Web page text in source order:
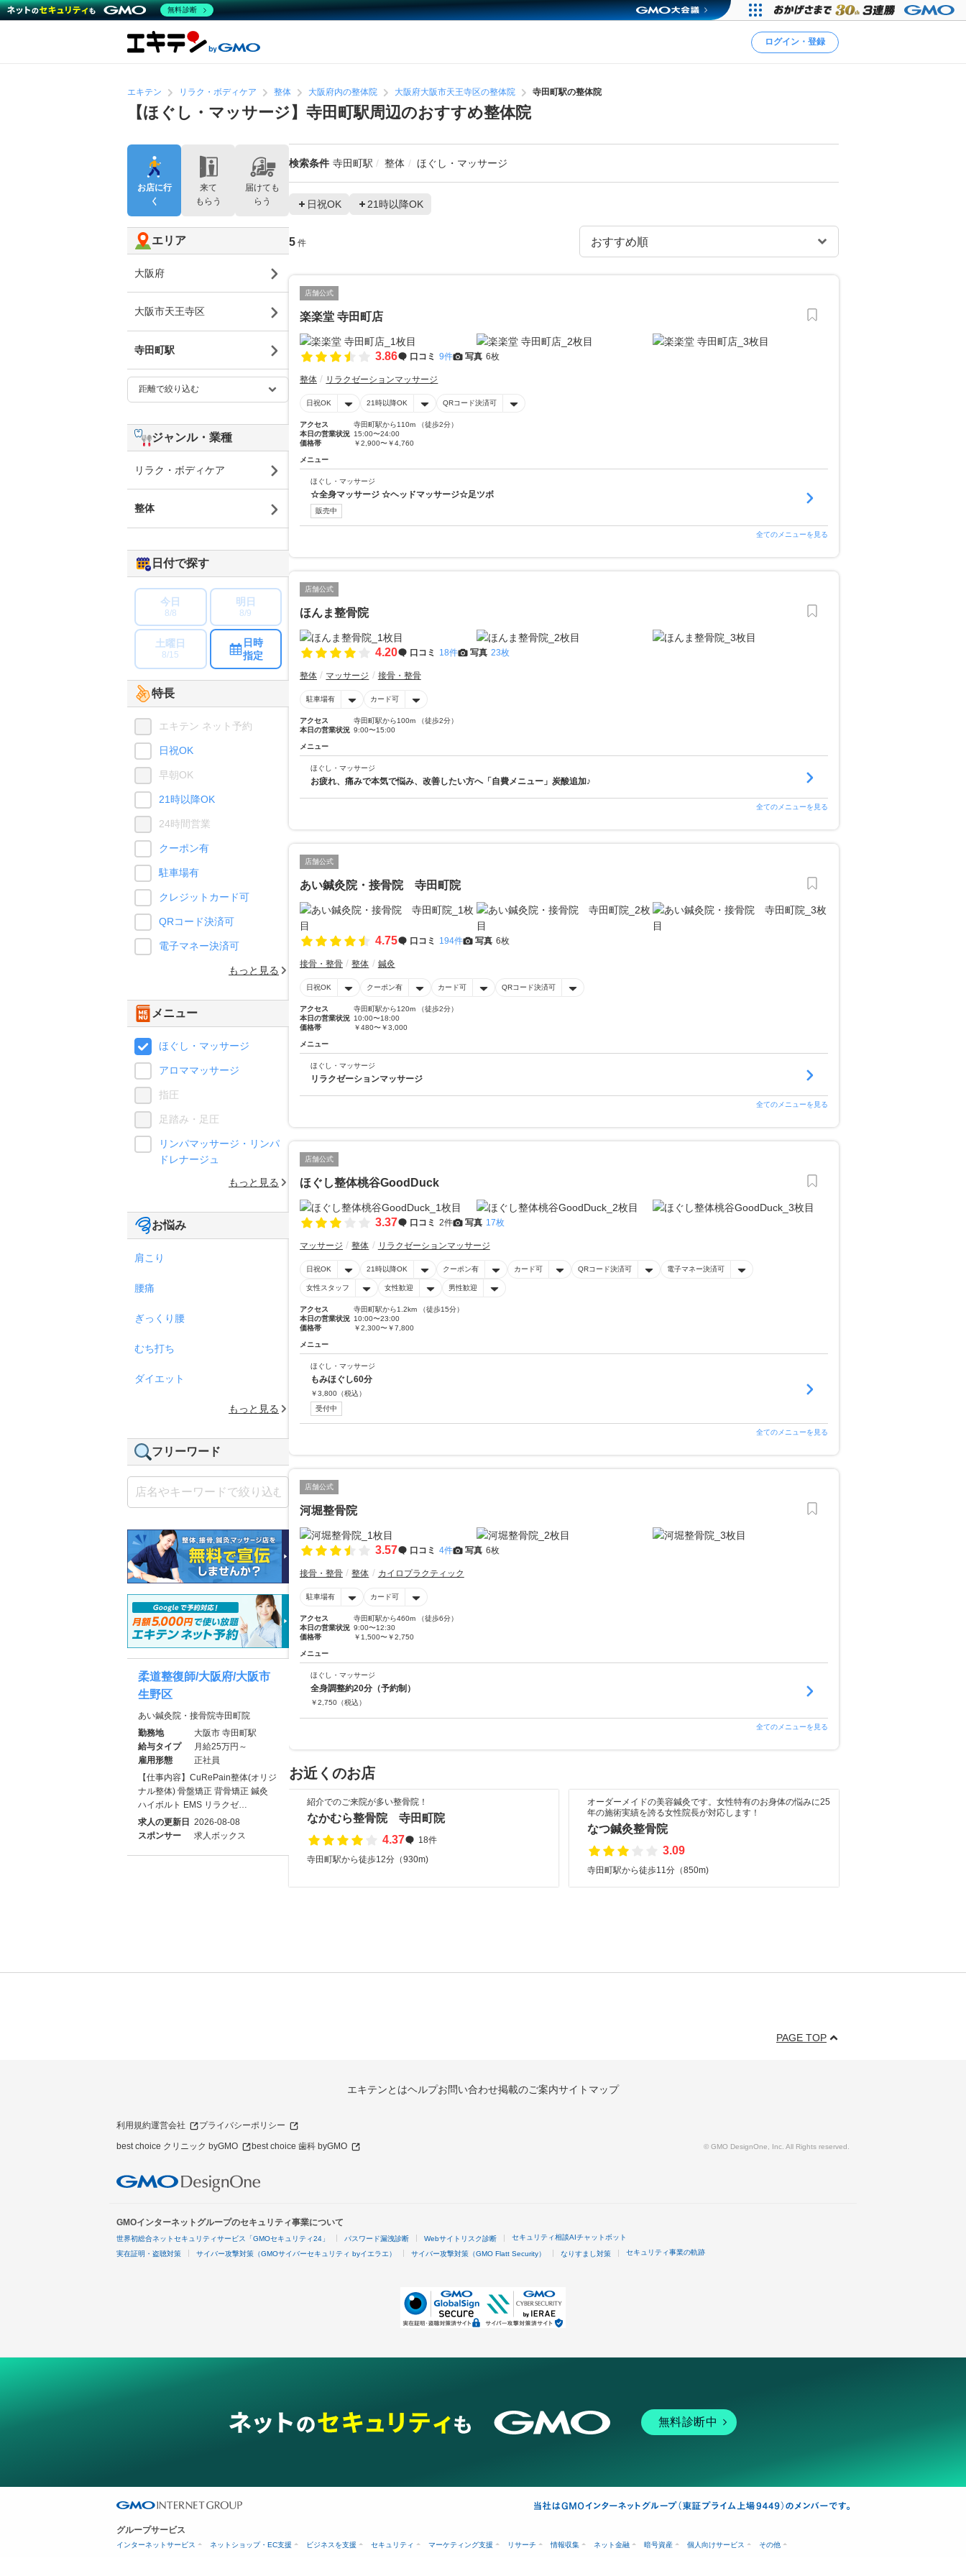
ログイン・登録
エキテン リラク・ボディケア 整体 大阪府内の整体院 大阪府大阪市天王寺区の整体院 寺田町駅の整体院
【ほぐし・マッサージ】寺田町駅周辺のおすすめ整体院
検索条件 寺田町駅 整体 ほぐし・マッサージ
日祝OK 21時以降OK
5 件
店舗公式
楽楽堂 寺田町店
3.86 口コミ 9件 写真 6枚
整体 リラクゼーションマッサージ
日祝OK 21時以降OK QRコード決済可
アクセス
寺田町駅から110m （徒歩2分）
本日の営業状況 15:00〜24:00
価格帯
￥2,900〜￥4,760
メニュー
ほぐし・マッサージ
☆全身マッサージ ☆ヘッドマッサージ☆足ツボ
販売中
全てのメニューを見る
店舗公式
ほんま整骨院
4.20 口コミ 18件 写真 23枚
整体 マッサージ 接骨・整骨
駐車場有 カード可
アクセス
寺田町駅から100m （徒歩2分）
本日の営業状況 9:00〜15:00
メニュー
ほぐし・マッサージ
お疲れ、痛みで本気で悩み、改善したい方へ「自費メニュー」炭酸追加♪
全てのメニューを見る
店舗公式
あい鍼灸院・接骨院 寺田町院
4.75 口コミ 194件 写真 6枚
接骨・整骨 整体 鍼灸
日祝OK クーポン有 カード可 QRコード決済可
アクセス
寺田町駅から120m （徒歩2分）
本日の営業状況 10:00〜18:00
価格帯
￥480〜￥3,000
メニュー
ほぐし・マッサージ
リラクゼーションマッサージ
全てのメニューを見る
店舗公式
ほぐし整体桃谷GoodDuck
3.37 口コミ 2件 写真 17枚
マッサージ 整体 リラクゼーションマッサージ
日祝OK 21時以降OK クーポン有 カード可 QRコード決済可 電子マネー決済可
女性スタッフ 女性歓迎 男性歓迎
アクセス
寺田町駅から1.2km （徒歩15分）
本日の営業状況 10:00〜23:00
価格帯
￥2,300〜￥7,800
メニュー
ほぐし・マッサージ
もみほぐし60分
￥3,800 （税込）
受付中
全てのメニューを見る
店舗公式
河堀整骨院
3.57 口コミ 4件 写真 6枚
接骨・整骨 整体 カイロプラクティック
駐車場有 カード可
アクセス
寺田町駅から460m （徒歩6分）
本日の営業状況 9:00〜12:30
価格帯
￥1,500〜￥2,750
メニュー
ほぐし・マッサージ
全身調整約20分（予約制）
￥2,750 （税込）
全てのメニューを見る
お近くのお店
紹介でのご来院が多い整骨院！
なかむら整骨院 寺田町院
4.37
18件
寺田町駅から徒歩12分（930m)
オーダーメイドの美容鍼灸です。女性特有のお身体の悩みに25
年の施術実績を誇る女性院長が対応します！
なつ鍼灸整骨院
3.09
寺田町駅から徒歩11分（850m)
お店に行
く
来て
もらう
届けても
らう
エリア
大阪府
大阪市天王寺区
寺田町駅
ジャンル・業種
リラク・ボディケア
整体
日付で探す
今日
8/8
明日
8/9
土曜日
8/15
日時
指定
特長
エキテン ネット予約
日祝OK
早朝OK
21時以降OK
24時間営業
クーポン有
駐車場有
クレジットカード可
QRコード決済可
電子マネー決済可
もっと見る
メニュー
ほぐし・マッサージ
アロママッサージ
指圧
足踏み・足圧
リンパマッサージ・リンパ
ドレナージュ
もっと見る
お悩み
肩こり
腰痛
ぎっくり腰
むち打ち
ダイエット
もっと見る
フリーワード
柔道整復師/大阪府/大阪市
生野区
あい鍼灸院・接骨院寺田町院
勤務地
大阪市 寺田町駅
給与タイプ
月給25万円～
雇用形態
正社員
【仕事内容】CuRePain整体(オリジ
ナル整体) 骨盤矯正 背骨矯正 鍼灸
ハイボルト EMS リラクゼ…
求人の更新日 2026-08-08
スポンサー
求人ボックス
PAGE TOP
エキテンとはヘルプお問い合わせ掲載のご案内サイトマップ
利用規約運営会社 プライバシーポリシー
best choice クリニック byGMO best choice 歯科 byGMO © GMO DesignOne, Inc. All Rights reserved.
GMOインターネットグループのセキュリティ事業について
世界初総合ネットセキュリティサービス「GMOセキュリティ24」 パスワード漏洩診断 Webサイトリスク診断 セキュリティ相談AIチャットボット
実在証明・盗聴対策 サイバー攻撃対策（GMOサイバーセキュリティ byイエラエ） サイバー攻撃対策（GMO Flatt Security） なりすまし対策 セキュリティ事業の軌跡
無料診断中
グループサービス
インターネットサービス ネットショップ・EC支援 ビジネスを支援 セキュリティ マーケティング支援 リサーチ 情報収集 ネット金融 暗号資産 個人向けサービス その他
無料診断